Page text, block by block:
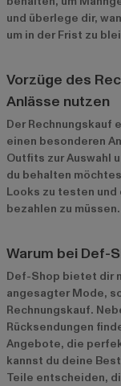
und überlege dir,
um in der Frist zu
Vorzüge des
Anlässe nutzen
Der Rechnungskauf
einen besonderen
Outfits zur Auswahl
du behalten
Looks zu testen
bezahlen zu müssen.
Warum bei Def-
Def-Shop bietet dir
angesagter Mode,
Rechnungskauf.
Rücksendungen
Angebote, die
kannst du deine
Teile entscheiden,